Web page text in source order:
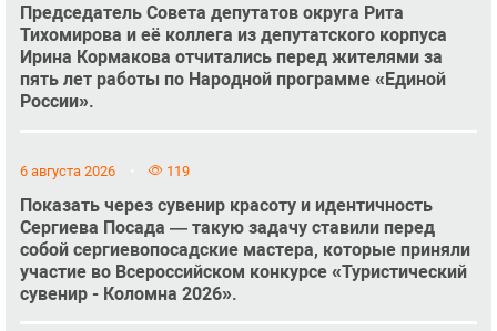
Председатель Совета депутатов округа Рита
Тихомирова и её коллега из депутатского корпуса
Ирина Кормакова отчитались перед жителями за
пять лет работы по Народной программе «Единой
России».
6 августа 2026 119
Показать через сувенир красоту и идентичность
Сергиева Посада — такую задачу ставили перед
собой сергиевопосадские мастера, которые приняли
участие во Всероссийском конкурсе «Туристический
сувенир - Коломна 2026».